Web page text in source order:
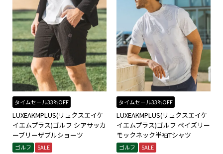
タイムセール33%OFF
LUXEAKMPLUS(リュクスエイケ
イエムプラス)ゴルフ シアサッカ
ーブリーザブルショーツ
ゴルフ SALE
タイムセール33%OFF
LUXEAKMPLUS(リュクスエイケ
イエムプラス)ゴルフ ペイズリー
モックネック半袖Tシャツ
ゴルフ SALE